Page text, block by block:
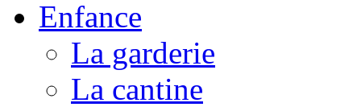
Enfance
La garderie
La cantine